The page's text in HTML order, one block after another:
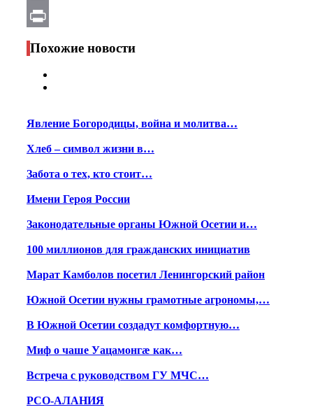
Email
Print
Похожие новости
Явление Богородицы, война и молитва…
Хлеб – символ жизни в…
Забота о тех, кто стоит…
Имени Героя России
Законодательные органы Южной Осетии и…
100 миллионов для гражданских инициатив
Марат Камболов посетил Ленингорский район
Южной Осетии нужны грамотные агрономы,…
В Южной Осетии создадут комфортную…
Миф о чаше Уацамонгæ как…
Встреча с руководством ГУ МЧС…
РСО-АЛАНИЯ